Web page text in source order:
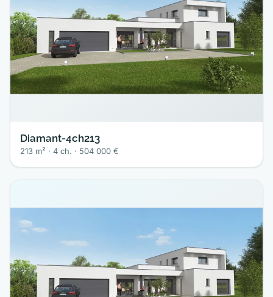
Diamant-4ch213
213 m² · 4 ch. · 504 000 €